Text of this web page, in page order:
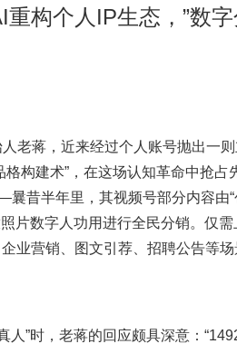
构个人IP生态，”数
老蒋，近来经过个人账号抛出一
构建术”，在这场认知革命中抢占
昔半年里，其视频号部分内容由
片数字人功用进行全民分销。仅
业营销、图文引荐、招聘公告等场
人”时，老蒋的回应颇具深意：